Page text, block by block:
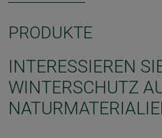
PRODUKTE
INTERESSIEREN
WINTERSCHUTZ